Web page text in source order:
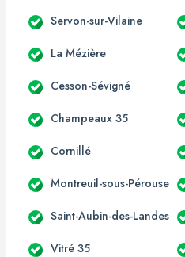
Servon-sur-Vilaine
La Mézière
Cesson-Sévigné
Champeaux 35
Cornillé
Montreuil-sous-Pérouse
Saint-Aubin-des-Landes
Vitré 35